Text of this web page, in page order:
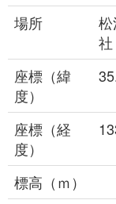
場所
社
座標（緯
度）
座標（経
度）
標高（ｍ）